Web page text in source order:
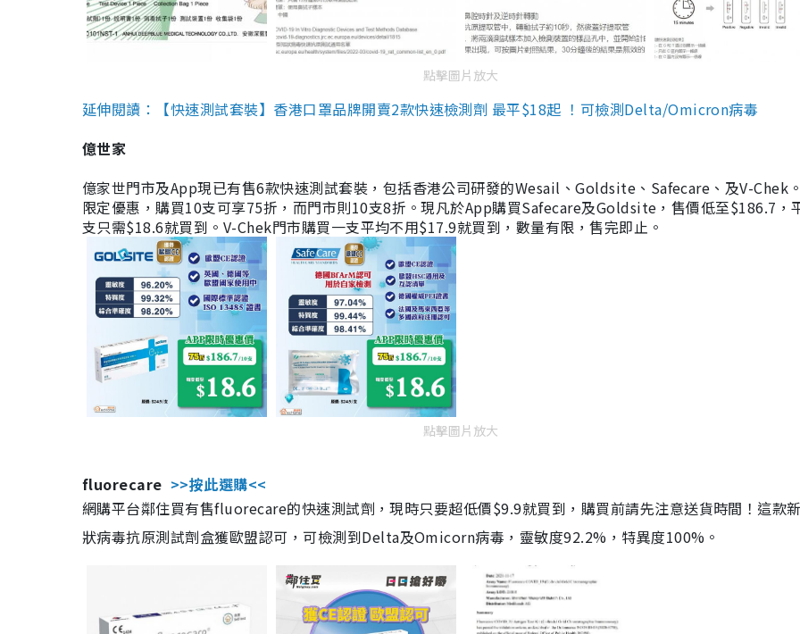
點擊圖片放大
延伸閱讀：【快速測試套裝】香港口罩品牌開賣2款快速檢測劑 最平$18起 ！可檢測Delta/Omicron病毒
億世家
億家世門市及App現已有售6款快速測試套裝，包括香港公司研發的Wesail、Goldsite、Safecare、及V-Chek
限定優惠，購買10支可享75折，而門市則10支8折。現凡於App購買Safecare及Goldsite，售價低至$186.7，
支只需$18.6就買到。V-Chek門市購買一支平均不用$17.9就買到，數量有限，售完即止。
點擊圖片放大
fluorecare >>按此選購<<
網購平台鄰住買有售fluorecare的快速測試劑，現時只要超低價$9.9就買到，購買前請先注意送貨時間！這款
狀病毒抗原測試劑盒獲歐盟認可，可檢測到Delta及Omicorn病毒，靈敏度92.2%，特異度100%。